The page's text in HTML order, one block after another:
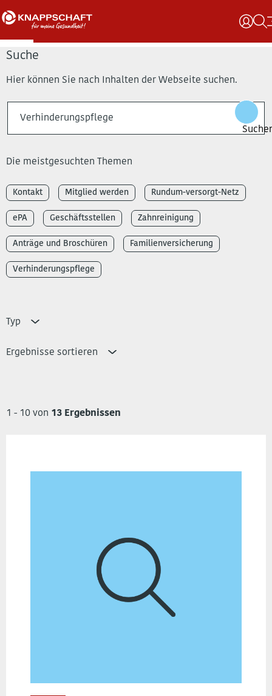
Suche
Hier können Sie nach Inhalten der Webseite suchen.
Die meistgesuchten Themen
Kontakt Mitglied werden Rundum-versorgt-Netz
ePA Geschäftsstellen Zahnreinigung
Anträge und Broschüren Familienversicherung
Verhinderungspflege
Typ
Ergebnisse sortieren
1 - 10 von 13 Ergebnissen